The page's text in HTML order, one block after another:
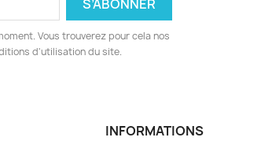
Vous trouverez pour cela nos
d'utilisation du site.
INFORMATIONS